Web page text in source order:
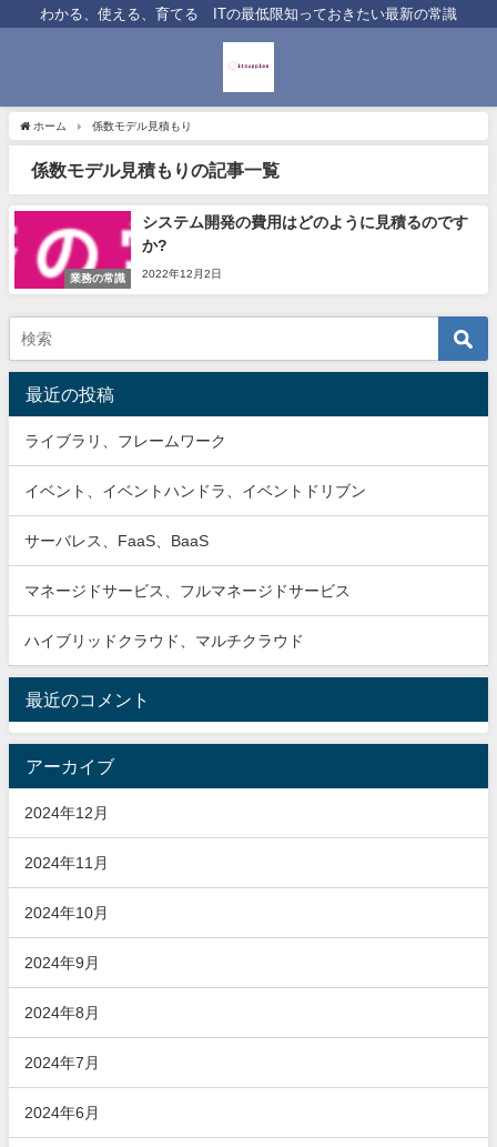
わかる、使える、育てる ITの最低限知っておきたい最新の常識
ホーム 係数モデル見積もり
係数モデル見積もりの記事一覧
業務の常識
システム開発の費用はどのように見積るのです
か?
2022年12月2日
最近の投稿
ライブラリ、フレームワーク
イベント、イベントハンドラ、イベントドリブン
サーバレス、FaaS、BaaS
マネージドサービス、フルマネージドサービス
ハイブリッドクラウド、マルチクラウド
最近のコメント
アーカイブ
2024年12月
2024年11月
2024年10月
2024年9月
2024年8月
2024年7月
2024年6月